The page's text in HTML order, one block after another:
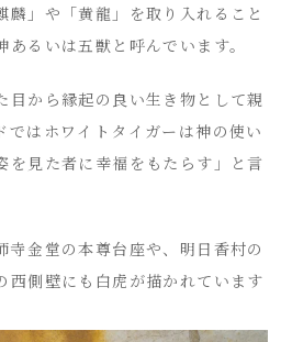
麟」や「黄龍」を取り入れること
るいは五獣と呼んでいます。
目から縁起の良い生き物として親
ではホワイトタイガーは神の使い
を見た者に幸福をもたらす」と言
寺金堂の本尊台座や、明日香村の
西側壁にも白虎が描かれています